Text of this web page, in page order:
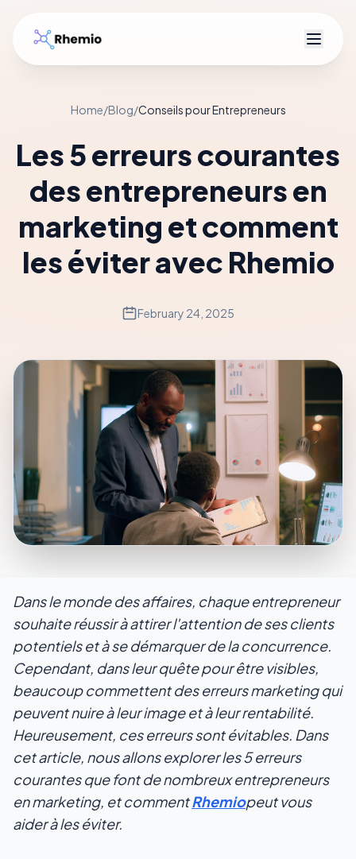
R
Home/Blog/Conseils pour Entrepreneurs
Les 5 erreurs courantes
des entrepreneurs en
marketing et comment
les éviter avec Rhemio
February 24, 2025
Dans le monde des affaires, chaque entrepreneur
souhaite réussir à attirer l'attention de ses clients
potentiels et à se démarquer de la concurrence.
Cependant, dans leur quête pour être visibles,
beaucoup commettent des erreurs marketing qui
peuvent nuire à leur image et à leur rentabilité.
Heureusement, ces erreurs sont évitables. Dans
cet article, nous allons explorer les 5 erreurs
courantes que font de nombreux entrepreneurs
en marketing, et commentRhemiopeut vous
aider à les éviter.